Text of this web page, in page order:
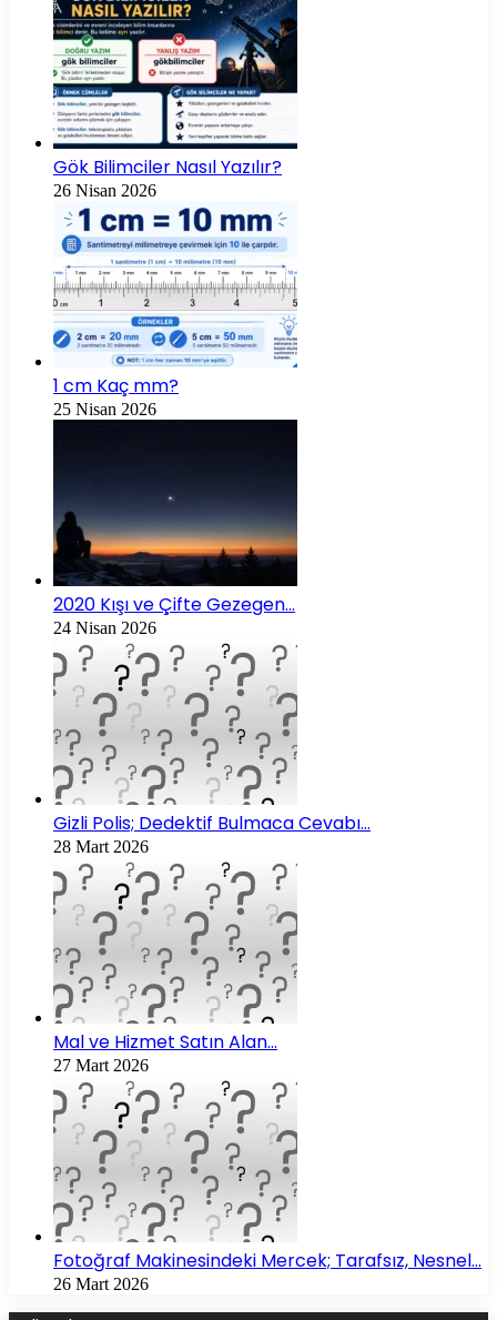
Gök Bilimciler Nasıl Yazılır?
26 Nisan 2026
1 cm Kaç mm?
25 Nisan 2026
2020 Kışı ve Çifte Gezegen…
24 Nisan 2026
Gizli Polis; Dedektif Bulmaca Cevabı…
28 Mart 2026
Mal ve Hizmet Satın Alan…
27 Mart 2026
Fotoğraf Makinesindeki Mercek; Tarafsız, Nesnel…
26 Mart 2026